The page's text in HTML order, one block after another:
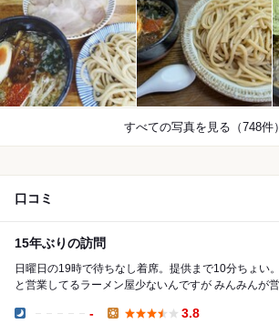
すべての写真を見る（748件）
口コミ
15年ぶりの訪問
日曜日の19時で待ちなし着席。提供まで10分ちょい。 日曜の夜って意外
と営業してるラーメン屋少ないんですが みんみんが営業してるので行っ
- 3.8